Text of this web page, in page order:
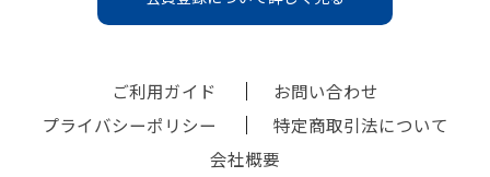
ご利用ガイド
お問い合わせ
プライバシーポリシー
特定商取引法について
会社概要